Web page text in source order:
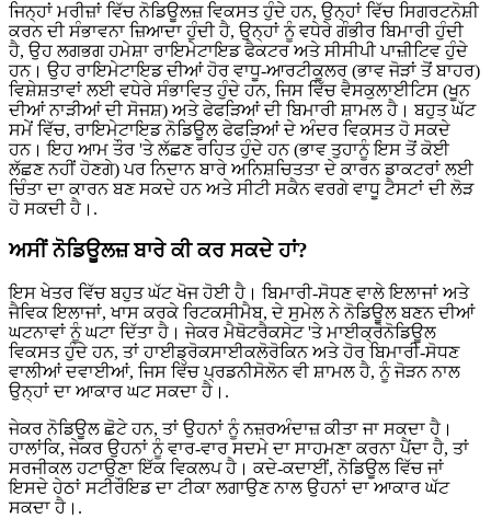
ਜਿਨ੍ਹਾਂ ਮਰੀਜ਼ਾਂ ਵਿੱਚ ਨੋਡਿਊਲਜ਼ ਵਿਕਸਤ ਹੁੰਦੇ ਹਨ, ਉਨ੍ਹਾਂ ਵਿੱਚ ਸਿਗਰਟਨੋਸ਼ੀ
ਕਰਨ ਦੀ ਸੰਭਾਵਨਾ ਜ਼ਿਆਦਾ ਹੁੰਦੀ ਹੈ, ਉਨ੍ਹਾਂ ਨੂੰ ਵਧੇਰੇ ਗੰਭੀਰ ਬਿਮਾਰੀ ਹੁੰਦੀ
ਹੈ, ਉਹ ਲਗਭਗ ਹਮੇਸ਼ਾ ਰਾਇਮੇਟਾਇਡ ਫੈਕਟਰ ਅਤੇ ਸੀਸੀਪੀ ਪਾਜ਼ੀਟਿਵ ਹੁੰਦੇ
ਹਨ। ਉਹ ਰਾਇਮੇਟਾਇਡ ਦੀਆਂ ਹੋਰ ਵਾਧੂ-ਆਰਟੀਕੂਲਰ (ਭਾਵ ਜੋੜਾਂ ਤੋਂ ਬਾਹਰ)
ਵਿਸ਼ੇਸ਼ਤਾਵਾਂ ਲਈ ਵਧੇਰੇ ਸੰਭਾਵਿਤ ਹੁੰਦੇ ਹਨ, ਜਿਸ ਵਿੱਚ ਵੈਸਕੁਲਾਈਟਿਸ (ਖੂਨ
ਦੀਆਂ ਨਾੜੀਆਂ ਦੀ ਸੋਜਸ਼) ਅਤੇ ਫੇਫੜਿਆਂ ਦੀ ਬਿਮਾਰੀ ਸ਼ਾਮਲ ਹੈ। ਬਹੁਤ ਘੱਟ
ਸਮੇਂ ਵਿੱਚ, ਰਾਇਮੇਟਾਇਡ ਨੋਡਿਊਲ ਫੇਫੜਿਆਂ ਦੇ ਅੰਦਰ ਵਿਕਸਤ ਹੋ ਸਕਦੇ
ਹਨ। ਇਹ ਆਮ ਤੌਰ 'ਤੇ ਲੱਛਣ ਰਹਿਤ ਹੁੰਦੇ ਹਨ (ਭਾਵ ਤੁਹਾਨੂੰ ਇਸ ਤੋਂ ਕੋਈ
ਲੱਛਣ ਨਹੀਂ ਹੋਣਗੇ) ਪਰ ਨਿਦਾਨ ਬਾਰੇ ਅਨਿਸ਼ਚਿਤਤਾ ਦੇ ਕਾਰਨ ਡਾਕਟਰਾਂ ਲਈ
ਚਿੰਤਾ ਦਾ ਕਾਰਨ ਬਣ ਸਕਦੇ ਹਨ ਅਤੇ ਸੀਟੀ ਸਕੈਨ ਵਰਗੇ ਵਾਧੂ ਟੈਸਟਾਂ ਦੀ ਲੋੜ
ਹੋ ਸਕਦੀ ਹੈ।.
ਅਸੀਂ ਨੋਡਿਊਲਜ਼ ਬਾਰੇ ਕੀ ਕਰ ਸਕਦੇ ਹਾਂ?
ਇਸ ਖੇਤਰ ਵਿੱਚ ਬਹੁਤ ਘੱਟ ਖੋਜ ਹੋਈ ਹੈ। ਬਿਮਾਰੀ-ਸੋਧਣ ਵਾਲੇ ਇਲਾਜਾਂ ਅਤੇ
ਜੈਵਿਕ ਇਲਾਜਾਂ, ਖਾਸ ਕਰਕੇ ਰਿਟਕਸੀਮੈਬ, ਦੇ ਸੁਮੇਲ ਨੇ ਨੋਡਿਊਲ ਬਣਨ ਦੀਆਂ
ਘਟਨਾਵਾਂ ਨੂੰ ਘਟਾ ਦਿੱਤਾ ਹੈ। ਜੇਕਰ ਮੈਥੋਟਰੈਕਸੇਟ 'ਤੇ ਮਾਈਕ੍ਰੋਨੋਡਿਊਲ
ਵਿਕਸਤ ਹੁੰਦੇ ਹਨ, ਤਾਂ ਹਾਈਡ੍ਰੋਕਸਾਈਕਲੋਰੋਕਿਨ ਅਤੇ ਹੋਰ ਬਿਮਾਰੀ-ਸੋਧਣ
ਵਾਲੀਆਂ ਦਵਾਈਆਂ, ਜਿਸ ਵਿੱਚ ਪ੍ਰਡਨੀਸੋਲੋਨ ਵੀ ਸ਼ਾਮਲ ਹੈ, ਨੂੰ ਜੋੜਨ ਨਾਲ
ਉਨ੍ਹਾਂ ਦਾ ਆਕਾਰ ਘਟ ਸਕਦਾ ਹੈ।.
ਜੇਕਰ ਨੋਡਿਊਲ ਛੋਟੇ ਹਨ, ਤਾਂ ਉਹਨਾਂ ਨੂੰ ਨਜ਼ਰਅੰਦਾਜ਼ ਕੀਤਾ ਜਾ ਸਕਦਾ ਹੈ।
ਹਾਲਾਂਕਿ, ਜੇਕਰ ਉਹਨਾਂ ਨੂੰ ਵਾਰ-ਵਾਰ ਸਦਮੇ ਦਾ ਸਾਹਮਣਾ ਕਰਨਾ ਪੈਂਦਾ ਹੈ, ਤਾਂ
ਸਰਜੀਕਲ ਹਟਾਉਣਾ ਇੱਕ ਵਿਕਲਪ ਹੈ। ਕਦੇ-ਕਦਾਈਂ, ਨੋਡਿਊਲ ਵਿੱਚ ਜਾਂ
ਇਸਦੇ ਹੇਠਾਂ ਸਟੀਰੌਇਡ ਦਾ ਟੀਕਾ ਲਗਾਉਣ ਨਾਲ ਉਹਨਾਂ ਦਾ ਆਕਾਰ ਘੱਟ
ਸਕਦਾ ਹੈ।.